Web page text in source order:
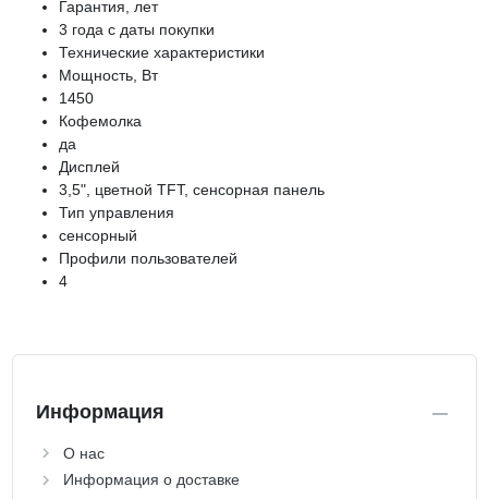
Гарантия, лет
3 года с даты покупки
Технические характеристики
Мощность, Вт
1450
Кофемолка
да
Дисплей
3,5", цветной TFT, сенсорная панель
Тип управления
сенсорный
Профили пользователей
4
Информация
О нас
Информация о доставке